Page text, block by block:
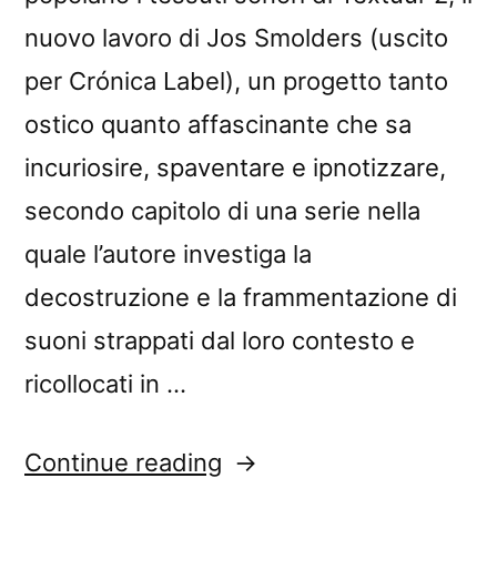
nuovo lavoro di Jos Smolders (uscito
per Crónica Label), un progetto tanto
ostico quanto affascinante che sa
incuriosire, spaventare e ipnotizzare,
secondo capitolo di una serie nella
quale l’autore investiga la
decostruzione e la frammentazione di
suoni strappati dal loro contesto e
ricollocati in …
Continue reading “Jos